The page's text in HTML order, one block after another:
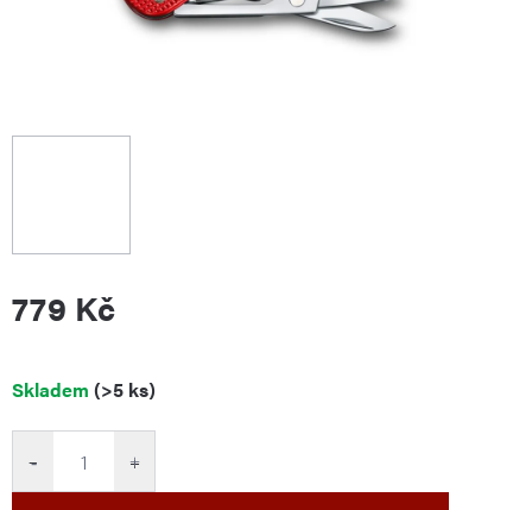
779 Kč
Měrná
Skladem (>5 ks)
+
−